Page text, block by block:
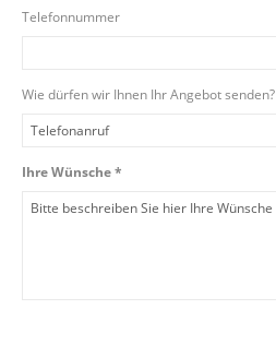
Telefonnummer
Wie dürfen wir Ihnen Ihr Angebot senden?
Ihre Wünsche *